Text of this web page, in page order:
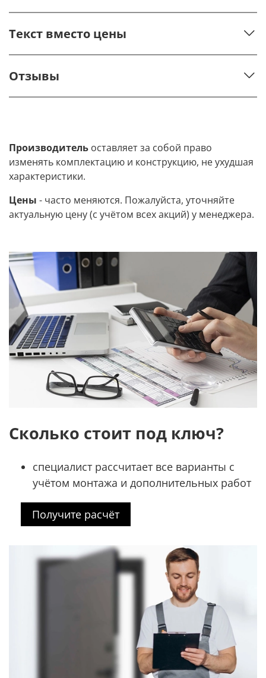
Текст вместо цены
Отзывы
Производитель оставляет за собой право
изменять комплектацию и конструкцию, не ухудшая
характеристики.
Цены - часто меняются. Пожалуйста, уточняйте
актуальную цену (с учётом всех акций) у менеджера.
Сколько стоит под ключ?
специалист рассчитает все варианты с
учётом монтажа и дополнительных работ
Получите расчёт